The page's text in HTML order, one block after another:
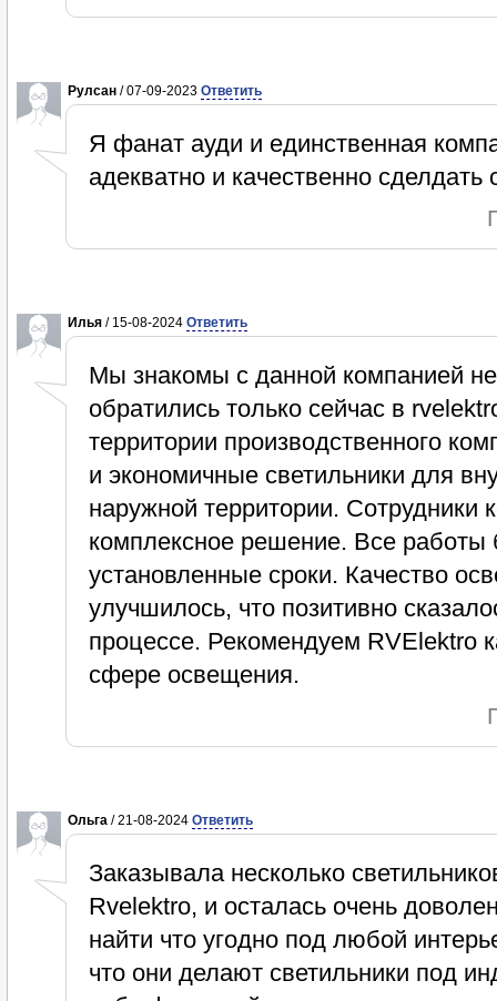
Рулсан / 07-09-2023 Ответить
Я фанат ауди и единственная
адекватно и качественно
Илья / 15-08-2024 Ответить
Мы знакомы с данной компанией
обратились только сейчас в
территории производственного
и экономичные светильники для
наружной территории. Сотрудники
комплексное решение. Все
установленные сроки. Качество
улучшилось, что позитивно
процессе. Рекомендуем RVElektro
сфере освещения.
Ольга / 21-08-2024 Ответить
Заказывала несколько
Rvelektro, и осталась очень
найти что угодно под любой
что они делают светильники под